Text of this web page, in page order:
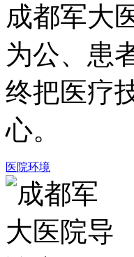
成都军大
为公、患
终把医疗
心。
医院环境